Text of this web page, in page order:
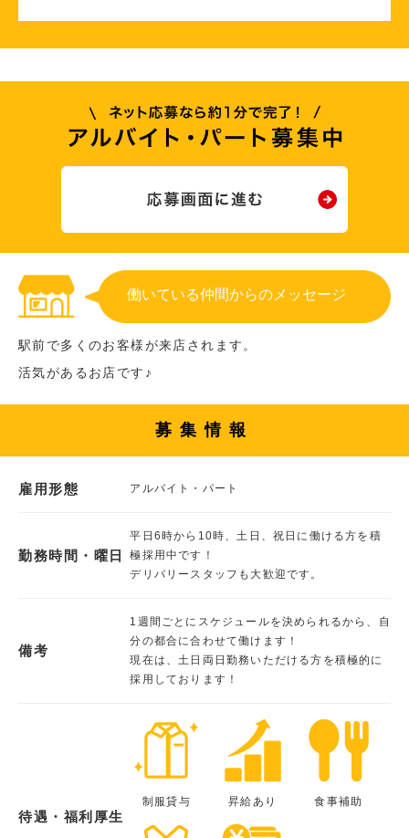
働いている仲間からのメッセージ
駅前で多くのお客様が来店されます。
活気があるお店です♪
募集情報
雇用形態 アルバイト・パート
勤務時間・曜日
平日6時から10時、土日、祝日に働ける方を積
極採用中です！
デリバリースタッフも大歓迎です。
備考
1週間ごとにスケジュールを決められるから、自
分の都合に合わせて働けます！
現在は、土日両日勤務いただける方を積極的に
採用しております！
待遇・福利厚生
制服貸与 昇給あり 食事補助